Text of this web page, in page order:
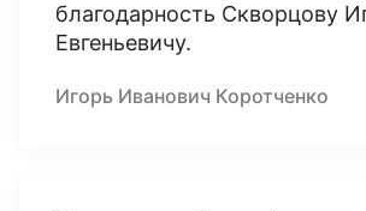
благодарность Скворцову
Евгеньевичу.
Игорь Иванович Коротченко